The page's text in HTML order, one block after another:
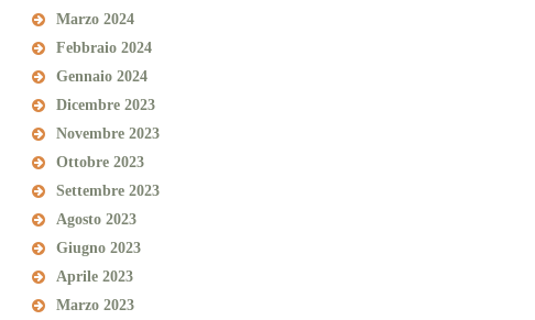
Marzo 2024
Febbraio 2024
Gennaio 2024
Dicembre 2023
Novembre 2023
Ottobre 2023
Settembre 2023
Agosto 2023
Giugno 2023
Aprile 2023
Marzo 2023